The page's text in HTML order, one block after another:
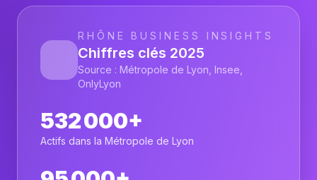
RHÔNE BUSINESS INSIGHTS
Chiffres clés 2025
Source : Métropole de Lyon, Insee,
OnlyLyon
532 000+
Actifs dans la Métropole de Lyon